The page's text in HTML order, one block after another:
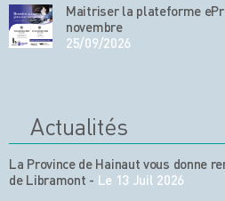
Maitriser la plateforme
novembre
25/09/2026
Actualités
La Province de Hainaut vous donne
de Libramont - Le 13 Juil 2026